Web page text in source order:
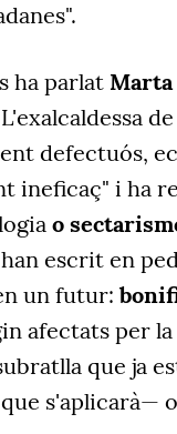
ha parlat Marta
defectuós,
ineficaç" i ha
o
escrit en
un futur:
afectats per
que ja
s'aplicarà—